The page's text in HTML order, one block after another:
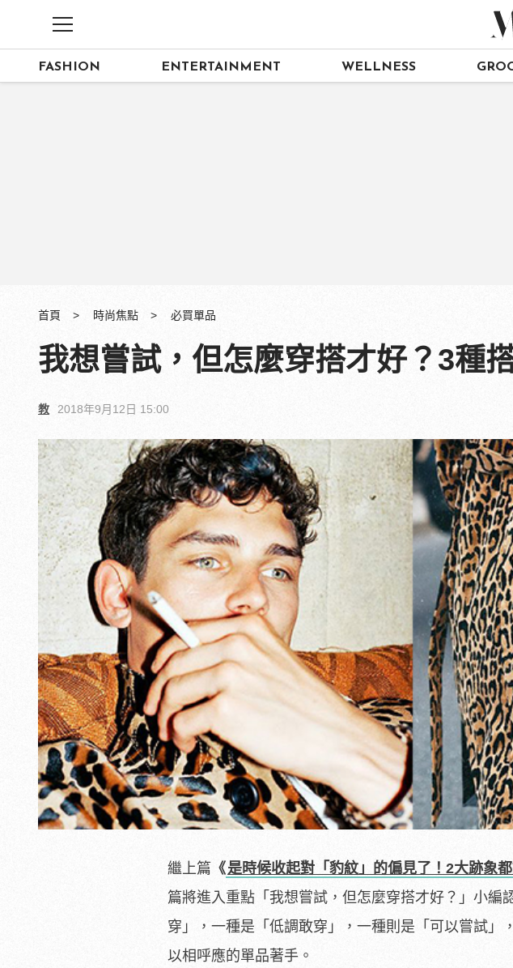
FASHION ENTERTAINMENT WELLNESS
首頁 時尚焦點 必買單品
我想嘗試，但怎麼穿搭才好？3種
教 2018年9月12日 15:00
繼上篇 《是時候收起對「豹紋」的偏見了！2大跡象
篇將進入重點「我想嘗試，但怎麼穿搭才好？」小編
穿」，一種是「低調敢穿」，一種則是「可以嘗試」
以相呼應的單品著手。